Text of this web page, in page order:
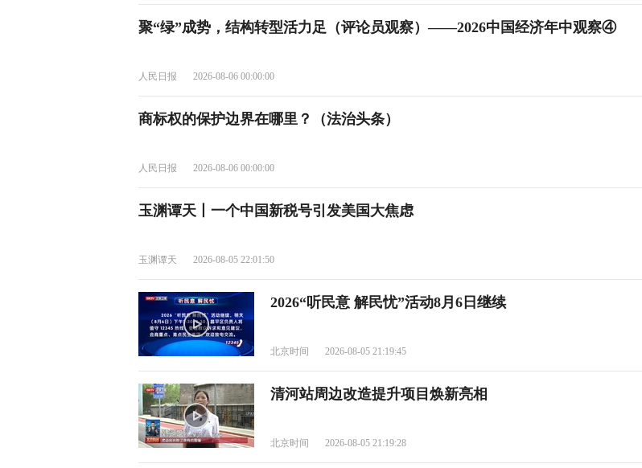
聚“绿”成势，结构转型活力足（评论员观察）——2026中国经济年中观察④
人民日报 2026-08-06 00:00:00
商标权的保护边界在哪里？（法治头条）
人民日报 2026-08-06 00:00:00
玉渊谭天丨一个中国新税号引发美国大焦虑
玉渊谭天 2026-08-05 22:01:50
2026“听民意 解民忧”活动8月6日继续
北京时间 2026-08-05 21:19:45
清河站周边改造提升项目焕新亮相
北京时间 2026-08-05 21:19:28